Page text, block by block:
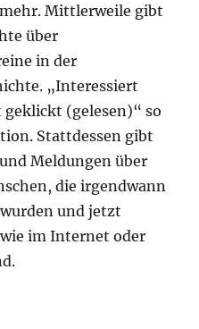
Mittlerweile gibt
über
in der
„Interessiert
(gelesen)“ so
Stattdessen gibt
Meldungen über
die irgendwann
und jetzt
im Internet oder
Vereins für regionale